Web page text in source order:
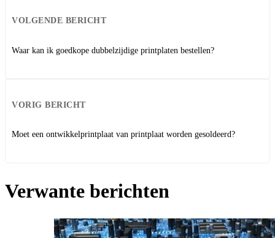
VORIG BERICHT
Moet een ontwikkelprintplaat van printplaat worden gesoldeerd?
VOLGENDE BERICHT
Waar kan ik goedkope dubbelzijdige printplaten bestellen?
Verwante berichten